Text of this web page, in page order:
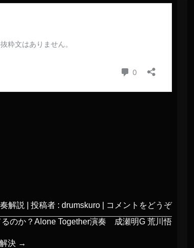
解説 投稿者 : drumskuro
コメントをどうぞ
のか？Alone Together演奏 成瀬明G 荒川悟
決 →